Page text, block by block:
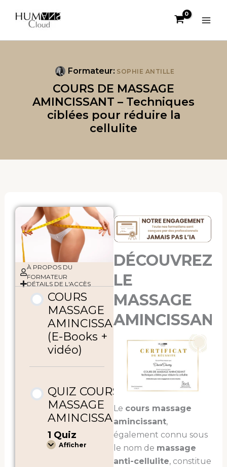
Formateur: SOPHIE ANTILLE
COURS DE MASSAGE
AMINCISSANT – Techniques
ciblées pour réduire la
cellulite
À PROPOS DU
FORMATEUR
DÉTAILS DE L'ACCÈS
COURS
MASSAGE
AMINCISSANT
(E-Books +
vidéo)
QUIZ COURS
MASSAGE
AMINCISSANT
1 Quiz
Afficher
COURS
MASSAGE
AMINCISSANT
DÉCOUVREZ
LE
MASSAGE
AMINCISSANT
Le cours massage
amincissant,
également connu sous
le nom de massage
anti-cellulite, constitue